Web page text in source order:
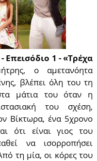
Επεισόδιο 1 - «Τρέχα
ο αμετανόητα
βλέπει όλη του τη
μάτια του όταν η
του σχέση,
Βίκτωρα, ένα 5χρονο
ότι είναι γιος του
να ισορροπήσει
τη μία, οι κόρες του